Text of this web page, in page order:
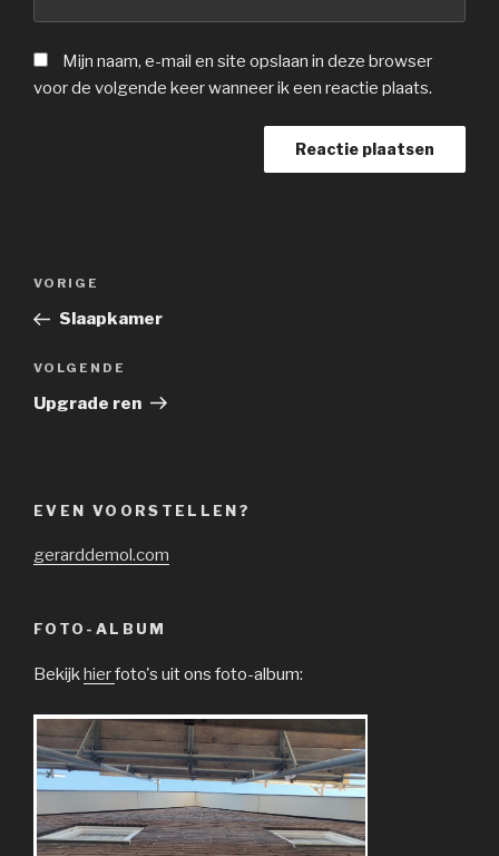
Mijn naam, e-mail en site opslaan in deze browser
voor de volgende keer wanneer ik een reactie plaats.
Vorig
bericht
VORIGE
Slaapkamer
Volgend
bericht
VOLGENDE
Upgrade ren
EVEN VOORSTELLEN?
gerarddemol.com
FOTO-ALBUM
Bekijkhierfoto's uit ons foto-album: